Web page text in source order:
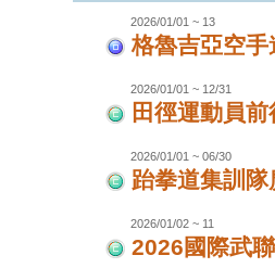
2026/01/01 ~ 13
格魯吉亞空
2026/01/01 ~ 12/31
田徑運動員
2026/01/01 ~ 06/30
跆拳道集訓
2026/01/02 ~ 11
2026國際武